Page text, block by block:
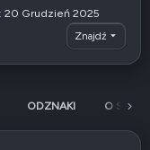
20 Grudzień 2025
Znajdź
ODZNAKI O SOBIE